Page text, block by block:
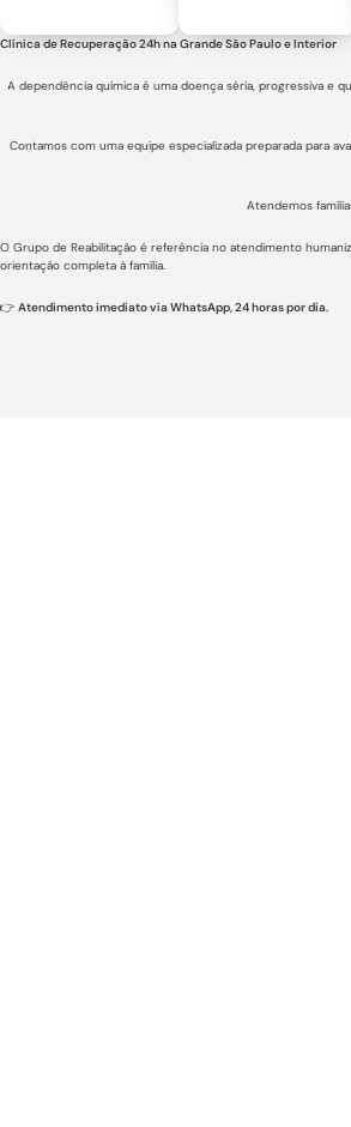
Clínica de Recuperação 24h na Grande São Paulo e Interior
A dependência química é uma doença séria, progressiva e
Contamos com uma equipe especializada preparada para
Atendemos
O Grupo de Reabilitação é referência no atendimento
orientação completa à família.
👉 Atendimento imediato via WhatsApp, 24 horas por dia.